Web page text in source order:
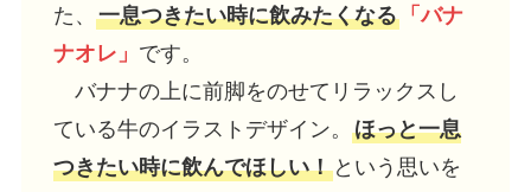
た、 一息つきたい時に飲みたくなる「バナ
ナオレ」 です。
バナナの上に前脚をのせてリラックスし
ている牛のイラストデザイン。 ほっと一息
つきたい時に飲んでほしい！という思いを